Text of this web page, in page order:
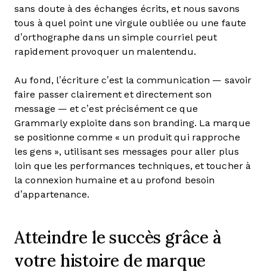
sans doute à des échanges écrits, et nous savons
tous à quel point une virgule oubliée ou une faute
d’orthographe dans un simple courriel peut
rapidement provoquer un malentendu.
Au fond, l’écriture c’est la communication — savoir
faire passer clairement et directement son
message — et c’est précisément ce que
Grammarly exploite dans son branding. La marque
se positionne comme « un produit qui rapproche
les gens », utilisant ses messages pour aller plus
loin que les performances techniques, et toucher à
la connexion humaine et au profond besoin
d’appartenance.
Atteindre le succès grâce à
votre histoire de marque